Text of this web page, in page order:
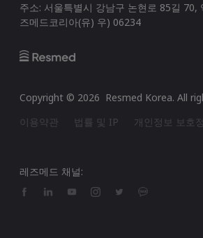
주소: 서울특별시 강남구 논현로 85길 70,
즈메드코리아(유) 우) 06234
Copyright © 2026 Resmed Korea. All
이용약관
법률 및 IP 개인정보 보호
레즈메드 채널: